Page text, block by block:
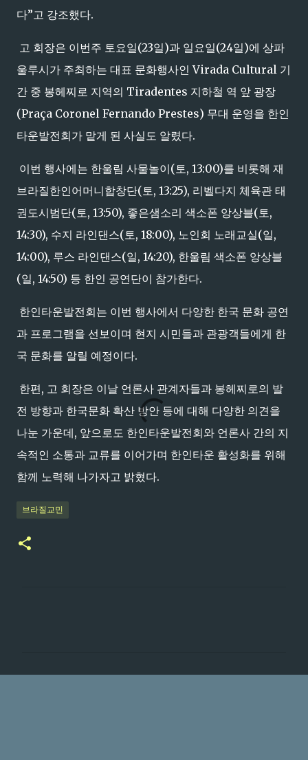
다”고 강조했다.
고 회장은 이번주 토요일(23일)과 일요일(24일)에 상파
울루시가 주최하는 대표 문화행사인 Virada Cultural 기
간 중 봉헤찌로 지역의 Tiradentes 지하철 역 앞 광장
(Praça Coronel Fernando Prestes) 무대 운영을 한인
타운발전회가 맡게 된 사실도 알렸다.
이번 행사에는 한울림 사물놀이(토, 13:00)를 비롯해 재
브라질한인어머니합창단(토, 13:25), 리벨다지 체육관 태
권도시범단(토, 13:50), 좋은샘소리 색소폰 앙상블(토,
14:30), 수지 라인댄스(토, 18:00), 노인회 노래교실(일,
14:00), 루스 라인댄스(일, 14:20), 한울림 색소폰 앙상블
(일, 14:50) 등 한인 공연단이 참가한다.
한인타운발전회는 이번 행사에서 다양한 한국 문화 공연
과 프로그램을 선보이며 현지 시민들과 관광객들에게 한
국 문화를 알릴 예정이다.
한편, 고 회장은 이날 언론사 관계자들과 봉헤찌로의 발
전 방향과 한국문화 확산 방안 등에 대해 다양한 의견을
나눈 가운데, 앞으로도 한인타운발전회와 언론사 간의 지
속적인 소통과 교류를 이어가며 한인타운 활성화를 위해
함께 노력해 나가자고 밝혔다.
브라질교민